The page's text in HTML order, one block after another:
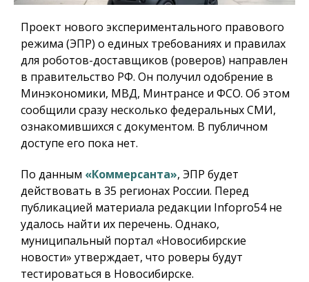
Проект нового экспериментального правового
режима (ЭПР) о единых требованиях и правилах
для роботов-доставщиков (роверов) направлен
в правительство РФ. Он получил одобрение в
Минэкономики, МВД, Минтрансе и ФСО. Об этом
сообщили сразу несколько федеральных СМИ,
ознакомившихся с документом. В публичном
доступе его пока нет.
По данным «Коммерсанта», ЭПР будет
действовать в 35 регионах России. Перед
публикацией материала редакции Infopro54 не
удалось найти их перечень. Однако,
муниципальный портал «Новосибирские
новости» утверждает, что роверы будут
тестироваться в Новосибирске.